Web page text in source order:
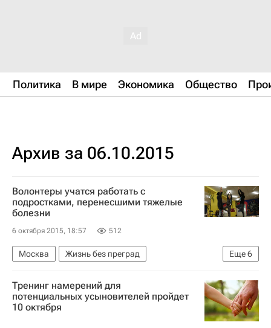
Политика В мире Экономика Общество
Архив за 06.10.2015
Волонтеры учатся работать с
подростками, перенесшими тяжелые
болезни
6 октября 2015, 18:57 512
Еще6
Москва
Жизнь без преград
Центральный ФО
Весь мир
Европа
Фонд "Шередарь"
Детские вопросы
Россия
Тренинг намерений для
потенциальных усыновителей пройдет
10 октября